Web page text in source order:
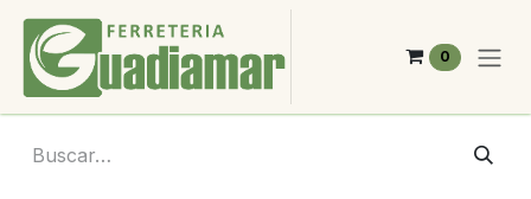
Ir al contenido
0